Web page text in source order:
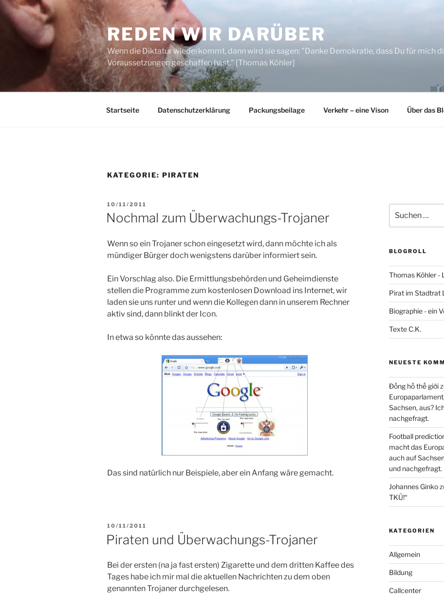
Zum
Inhalt
springen
REDEN WIR DARÜBER
Wenn die Diktatur wiederkommt, dann wird sie sagen: "Danke Demokratie, dass Du für mich
Voraussetzungen geschaffen hast." [Thomas Köhler]
Startseite Datenschutzerklärung Packungsbeilage Verkehr – eine Vison Über das
KATEGORIE: PIRATEN
VERÖFFENTLICHT
AM
10/11/2011
Nochmal zum Überwachungs-Trojaner
Wenn so ein Trojaner schon eingesetzt wird, dann möchte ich als
mündiger Bürger doch wenigstens darüber informiert sein.
Ein Vorschlag also. Die Ermittlungsbehörden und Geheimdienste
stellen die Programme zum kostenlosen Download ins Internet, wir
laden sie uns runter und wenn die Kollegen dann in unserem Rechner
aktiv sind, dann blinkt der Icon.
In etwa so könnte das aussehen:
Das sind natürlich nur Beispiele, aber ein Anfang wäre gemacht.
VERÖFFENTLICHT
10/11/2011
Piraten und Überwachungs-Trojaner
Bei der ersten (na ja fast ersten) Zigarette und dem dritten Kaffee des
Tages habe ich mir mal die aktuellen Nachrichten zu dem oben
genannten Trojaner durchgelesen.
nach:
BLOGROLL
Thomas Köhler -
Pirat im Stadtrat
Biographie - ein
Texte C.K.
NEUESTE
Đồng hồ thế giới
Sachsen, aus?
nachgefragt.
Football
macht das
auch auf
und nachgefragt.
Johannes Ginko
TKÜ!“
KATEGORIEN
Allgemein
Bildung
Callcenter